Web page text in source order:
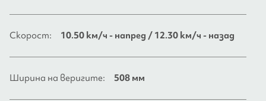
Скорост: 10.50 км/ч - напред / 12.30 км/ч - назад
Ширина на веригите: 508 мм